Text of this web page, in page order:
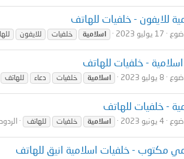
للايفون - خلفيات للهاتف
17 يوليو 2023 اسلامية خلفيات للايفون
- خلفيات للهاتف
8 يوليو 2023 اسلامية خلفيات دعاء للهاتف
- خلفيات للهاتف
4 يونيو 2023 اسلامية خلفيات للهاتف الردود:
مكتوب - خلفيات اسلامية انيق للهاتف